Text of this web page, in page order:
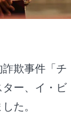
欺事件「チ
ー、イ・ビ
た。